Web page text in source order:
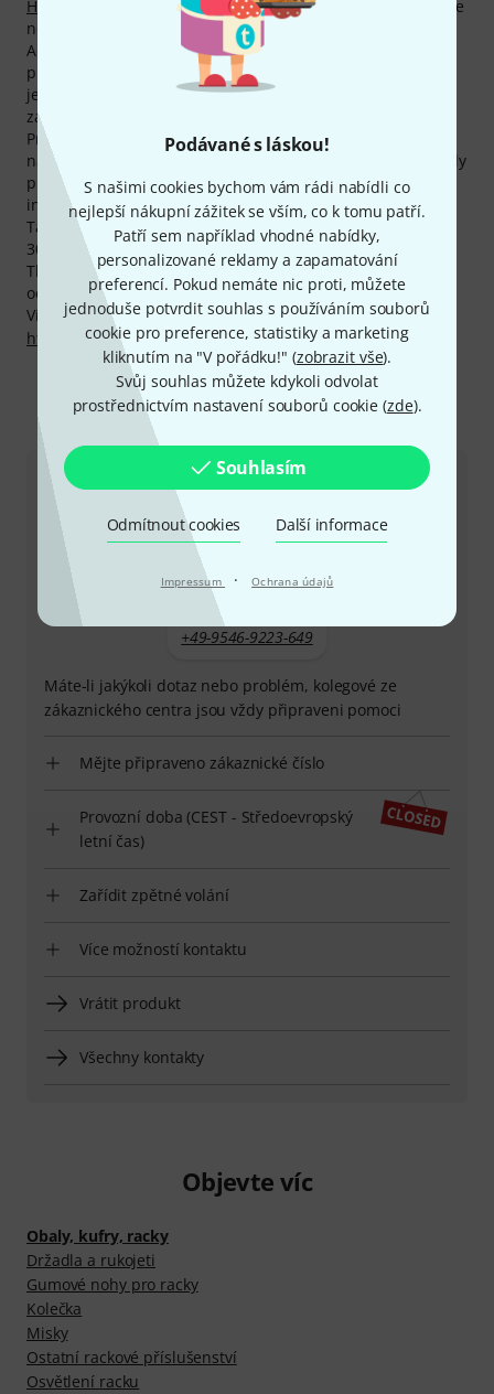
Podávané s láskou!
S našimi cookies bychom vám rádi nabídli co
nejlepší nákupní zážitek se vším, co k tomu patří.
Patří sem například vhodné nabídky,
personalizované reklamy a zapamatování
preferencí. Pokud nemáte nic proti, můžete
jednoduše potvrdit souhlas s používáním souborů
cookie pro preference, statistiky a marketing
kliknutím na "V pořádku!" (zobrazit vše).
Svůj souhlas můžete kdykoli odvolat
prostřednictvím nastavení souborů cookie (zde).
Souhlasím
Odmítnout cookies Další informace
Impressum · Ochrana údajů
Hall 5410BLK Rack Screw Pack, kterého jsme už prodali více
než 100.000 ks.
Adam Hall poskytuje svým zákazníkům na všechny
produkty 2-letou záruku. My tuto záruku prodlužujeme o
jeden rok a poskytujeme našim zákazníkům plné tři roky
záruky.
Produkty Adam Hall patří mezi nejnavštěvovanější na
našich internetových stránkách. Jen za poslední měsíc měly
produkty tohoto výrobce více než 450.000 impresí v
internetovém obchodě Thomann Online-Store.
Také na produkty Adam Hall Vám poskytujeme naši
30denní záruku vrácení peněz, 3letou záruku firmy
Thomann a mnoho dalších služeb, jako kompententní
odborníky, servis na místě, financování a mnoho dalšího.
Více informací o výrobci najdete zde:
http://www.adamhall.de
Kontaktujte nás
Zákaznický servis - Česko
+49-9546-9223-649
Máte-li jakýkoli dotaz nebo problém, kolegové ze
zákaznického centra jsou vždy připraveni pomoci
Mějte připraveno zákaznické číslo
Provozní doba (CEST - Středoevropský
letní čas)
Zařídit zpětné volání
Více možností kontaktu
Vrátit produkt
Všechny kontakty
Objevte víc
Obaly, kufry, racky
Držadla a rukojeti
Gumové nohy pro racky
Kolečka
Misky
Ostatní rackové příslušenství
Osvětlení racku